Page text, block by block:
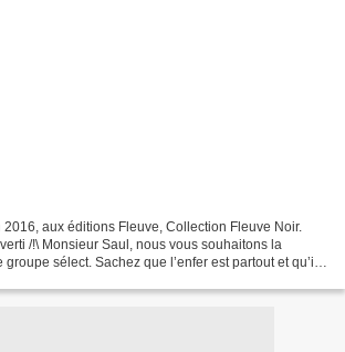
aux éditions Fleuve, Collection Fleuve Noir.
/!\ Monsieur Saul, nous vous souhaitons la
sélect. Sachez que l’enfer est partout et qu’il